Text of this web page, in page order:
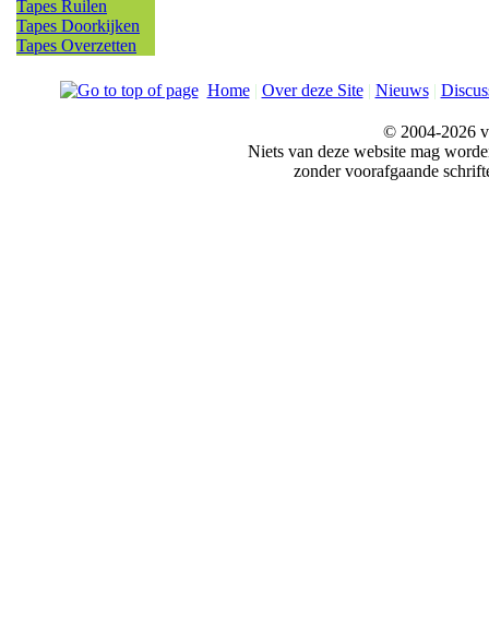
Tapes Ruilen
Tapes Doorkijken
Tapes Overzetten
Home| Over deze Site| Nieuws|
© 2004-2026
Niets van deze website mag
zonder voorafgaande